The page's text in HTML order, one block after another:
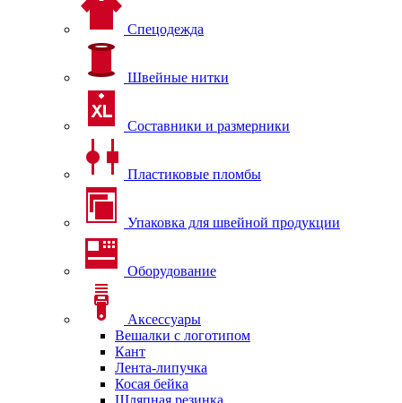
Спецодежда
Швейные нитки
Составники и размерники
Пластиковые пломбы
Упаковка для швейной продукции
Оборудование
Аксессуары
Вешалки с логотипом
Кант
Лента-липучка
Косая бейка
Шляпная резинка